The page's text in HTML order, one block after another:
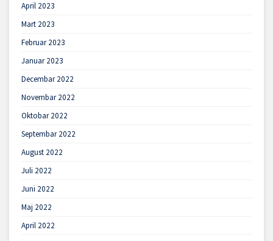
April 2023
Mart 2023
Februar 2023
Januar 2023
Decembar 2022
Novembar 2022
Oktobar 2022
Septembar 2022
August 2022
Juli 2022
Juni 2022
Maj 2022
April 2022